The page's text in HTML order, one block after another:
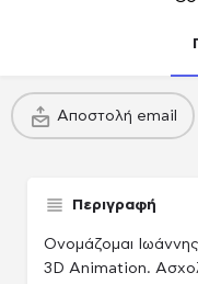
Αποστολή email
Παραγωγού / Casing agency
Περιγραφή
Ονομάζομαι
3D Animation.